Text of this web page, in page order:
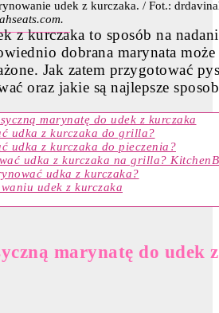
z kurczaka to sposób na
dobrana marynata
Jak zatem przygotować
oraz jakie są najlepsze
marynatę do udek z kurczaka
udka z kurczaka do grilla?
udka z kurczaka do pieczenia?
udka z kurczaka na grilla?
udka z kurczaka?
udek z kurczaka
marynatę do udek